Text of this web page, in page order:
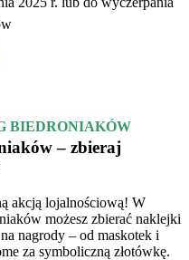
BIEDRONIAKÓW
– zbieraj
akcją lojalnościową! W
możesz zbierać naklejki
nagrody – od maskotek i
za symboliczną złotówkę.